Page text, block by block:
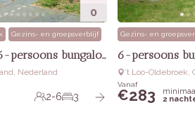
0
Gezins- en groepsverblijf
Extra toegankelijke 6-persoons bungalow
Nederland
2-6 3
Gezins- en
6-persoons
‘t Loo-Oldebroek,
Vanaf
€283
2